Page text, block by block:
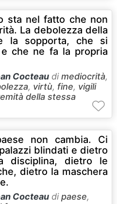
sta nel fatto che non
La debolezza della
la sopporta, che si
che ne fa la propria
Cocteau dimediocrità,
, virtù, fine, vigili
della stessa
non cambia. Ci
blindati e dietro
disciplina, dietro le
dietro la maschera
Cocteau dipaese,